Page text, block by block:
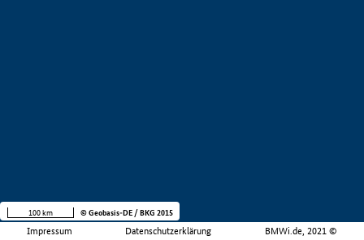
Impressum Datenschutzerklärung BMWi.de, 2021 ©
100 km © Geobasis-DE / BKG 2015